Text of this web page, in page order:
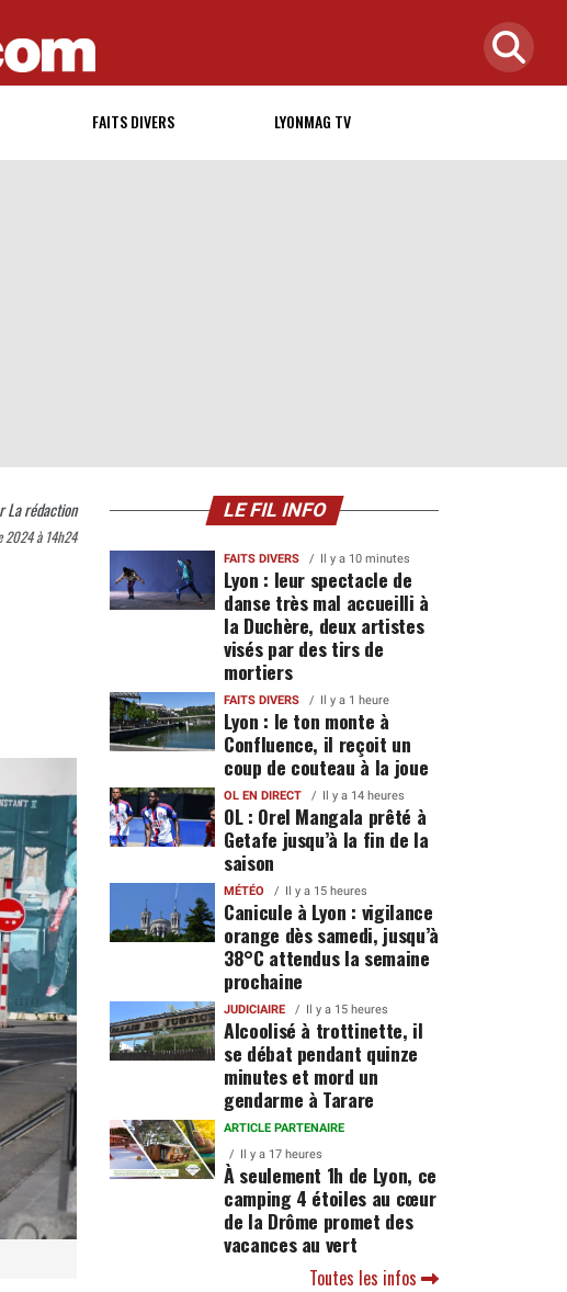
FAITS DIVERS LYONMAG TV
La rédaction
2024 à 14h24
LE FIL INFO
FAITS DIVERS Il y a 10 minutes
Lyon : leur spectacle de
danse très mal accueilli à
la Duchère, deux artistes
visés par des tirs de
mortiers
FAITS DIVERS Il y a 1 heure
Lyon : le ton monte à
Confluence, il reçoit un
coup de couteau à la joue
OL EN DIRECT Il y a 14 heures
OL : Orel Mangala prêté à
Getafe jusqu’à la fin de la
saison
MÉTÉO Il y a 15 heures
Canicule à Lyon : vigilance
orange dès samedi, jusqu’à
38°C attendus la semaine
prochaine
JUDICIAIRE Il y a 15 heures
Alcoolisé à trottinette, il
se débat pendant quinze
minutes et mord un
gendarme à Tarare
ARTICLE PARTENAIRE
Il y a 17 heures
À seulement 1h de Lyon, ce
camping 4 étoiles au cœur
de la Drôme promet des
vacances au vert
Toutes les infos